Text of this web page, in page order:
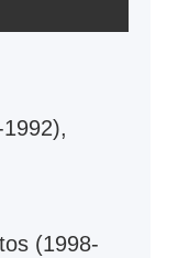
(1998-